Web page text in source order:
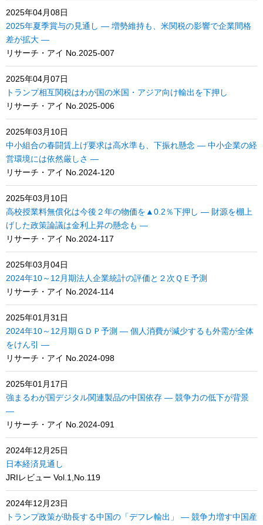
2025年04月08日
2025年夏季賞与の見通し ― 増勢維持も、米関税の影響で企業間格
差が拡大 ―
リサーチ・アイ No.2025-007
2025年04月07日
トランプ相互関税はわが国の米国・アジア向け輸出を下押し
リサーチ・アイ No.2025-006
2025年03月10日
中小組合の春闘賃上げ要求は高水準も、下振れ懸念 ― 中小企業の経
営環境には依然厳しさ ―
リサーチ・アイ No.2024-120
2025年03月10日
高校授業料無償化は今後２年の物価を▲0.2％下押し ― 財源を棚上
げした政策論議は金利上昇の懸念も ―
リサーチ・アイ No.2024-117
2025年03月04日
2024年10～12月期法人企業統計の評価と２次ＱＥ予測
リサーチ・アイ No.2024-114
2025年01月31日
2024年10～12月期ＧＤＰ予測 ― 個人消費が減少するも外需が全体
をけん引 ―
リサーチ・アイ No.2024-098
2025年01月17日
強まるわが国デジタル関連製品の中国依存 ― 競争力の低下が背景
―
リサーチ・アイ No.2024-091
2024年12月25日
日本経済見通し
JRIレビュー Vol.1,No.119
2024年12月23日
トランプ政策が助長する中国の「デフレ輸出」 ― 競争力増す中国産